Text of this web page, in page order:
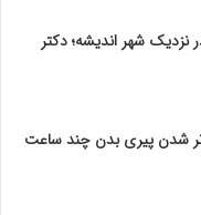
نزدیک شهر اندیشه؛ دکتر
شدن پیری بدن چند ساعت